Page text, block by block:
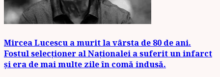
Mircea Lucescu a murit la vârsta de 80 de ani.
Fostul selecționer al Naționalei a suferit un infarct
și era de mai multe zile în comă indusă.